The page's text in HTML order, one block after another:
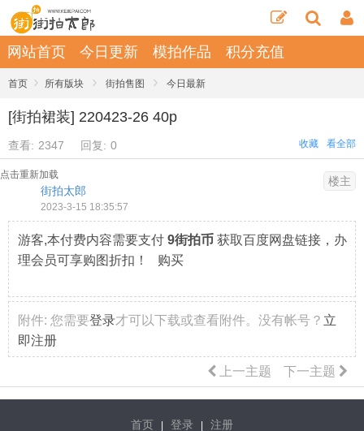
网站首页 今日更新 模拍作品 积分充值
首页 › 所有版块 › 街拍售图 › 今日最新
[街拍裙装] 220423-26 40p
查看: 2347 回复: 0 看全部
收藏
点击重新加载
街拍太郎
2023-3-15 18:35:57
楼主
游客,本付费内容需要支付 9街拍币 获取百度网盘链接，办
理会员可享购图折扣！ 购买
附件: 您需要登录才可以下载或查看附件。没有帐号？ 立
即注册
下一主题
上一主题
首页 登录 注册